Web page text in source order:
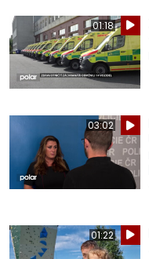
01:18
03:02
01:22